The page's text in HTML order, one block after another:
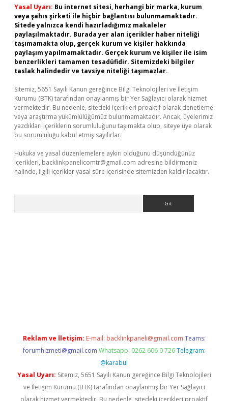
Yasal Uyarı: Bu internet sitesi, herhangi bir marka, kurum
veya şahıs şirketi ile hiçbir bağlantısı bulunmamaktadır.
Sitede yalnızca kendi hazırladığımız makaleler
paylaşılmaktadır. Burada yer alan içerikler haber niteliği
taşımamakta olup, gerçek kurum ve kişiler hakkında
paylaşım yapılmamaktadır. Gerçek kurum ve kişiler ile isim
benzerlikleri tamamen tesadüfidir. Sitemizdeki bilgiler
taslak halindedir ve tavsiye niteliği taşımazlar.
Sitemiz, 5651 Sayılı Kanun gereğince Bilgi Teknolojileri ve İletişim
Kurumu (BTK) tarafından onaylanmış bir Yer Sağlayıcı olarak hizmet
vermektedir. Bu nedenle, sitedeki içerikleri proaktif olarak denetleme
veya araştırma yükümlülüğümüz bulunmamaktadır. Ancak, üyelerimiz
yazdıkları içeriklerin sorumluluğunu taşımakta olup, siteye üye olarak
bu sorumluluğu kabul etmiş sayılırlar.
Hukuka ve yasal düzenlemelere aykırı olduğunu düşündüğünüz
içerikleri, backlinkpanelicomtr@gmail.com adresine bildirmeniz
halinde, ilgili içerikler yasal süre içerisinde sitemizden kaldırılacaktır.
Reklam ve İletişim: E-mail: backlinkpaneli@gmail.com Teams:
forumhizmeti@gmail.com Whatsapp: 0262 606 0 726 Telegram:
@karabul
Yasal Uyarı: Sitemiz, 5651 Sayılı Kanun gereğince Bilgi Teknolojileri
ve İletişim Kurumu (BTK) tarafından onaylanmış bir Yer Sağlayıcı
olarak hizmet vermektedir. Bu nedenle, sitedeki içerikleri proaktif